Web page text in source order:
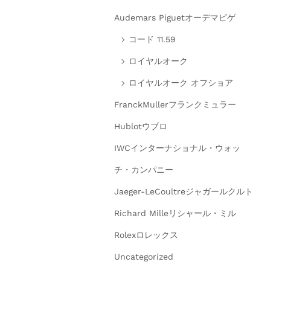
Audemars Piguetオーデマピゲ
コード 11.59
ロイヤルオーク
ロイヤルオーク オフショア
FranckMullerフランクミュラー
Hublotウブロ
IWCインターナショナル・ウォッ
チ・カンパニー
Jaeger-LeCoultreジャガールクルト
Richard Milleリシャール・ミル
Rolexロレックス
Uncategorized